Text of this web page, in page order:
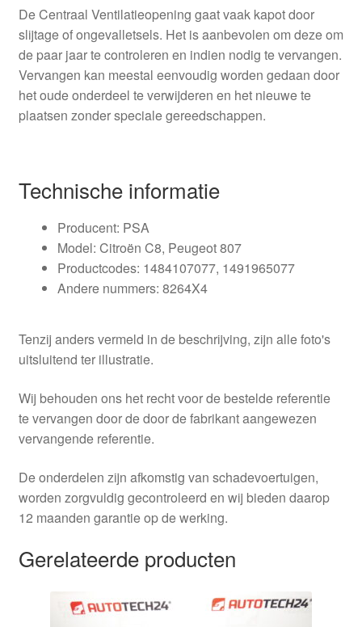
De Centraal Ventilatieopening gaat vaak kapot door
slijtage of ongevalletsels. Het is aanbevolen om deze om
de paar jaar te controleren en indien nodig te vervangen.
Vervangen kan meestal eenvoudig worden gedaan door
het oude onderdeel te verwijderen en het nieuwe te
plaatsen zonder speciale gereedschappen.
Technische informatie
Producent: PSA
Model: Citroën C8, Peugeot 807
Productcodes: 1484107077, 1491965077
Andere nummers: 8264X4
Tenzij anders vermeld in de beschrijving, zijn alle foto's
uitsluitend ter illustratie.
Wij behouden ons het recht voor de bestelde referentie
te vervangen door de door de fabrikant aangewezen
vervangende referentie.
De onderdelen zijn afkomstig van schadevoertuigen,
worden zorgvuldig gecontroleerd en wij bieden daarop
12 maanden garantie op de werking.
Gerelateerde producten